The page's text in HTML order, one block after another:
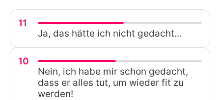
11
Ja, das hätte ich nicht gedacht...
10
Nein, ich habe mir schon gedacht,
dass er alles tut, um wieder fit zu
werden!